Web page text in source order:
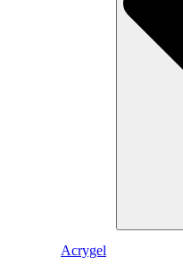
Acrygel